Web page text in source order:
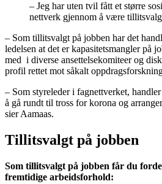
– Jeg har uten tvil fått et større
nettverk gjennom å være
– Som tillitsvalgt på jobben har det
ledelsen at det er kapasitetsmangler på
med i diverse ansettelsekomiteer og
profil rettet mot såkalt
– Som styreleder i fagnettverket,
å gå rundt til tross for korona og
sier Aamaas.
Tillitsvalgt på jobben
Som tillitsvalgt på jobben får du
fremtidige arbeidsforhold: